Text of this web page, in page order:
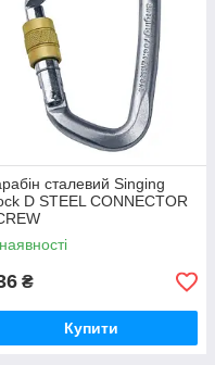
сталевий Singing
D STEEL CONNECTOR
₴
Купити